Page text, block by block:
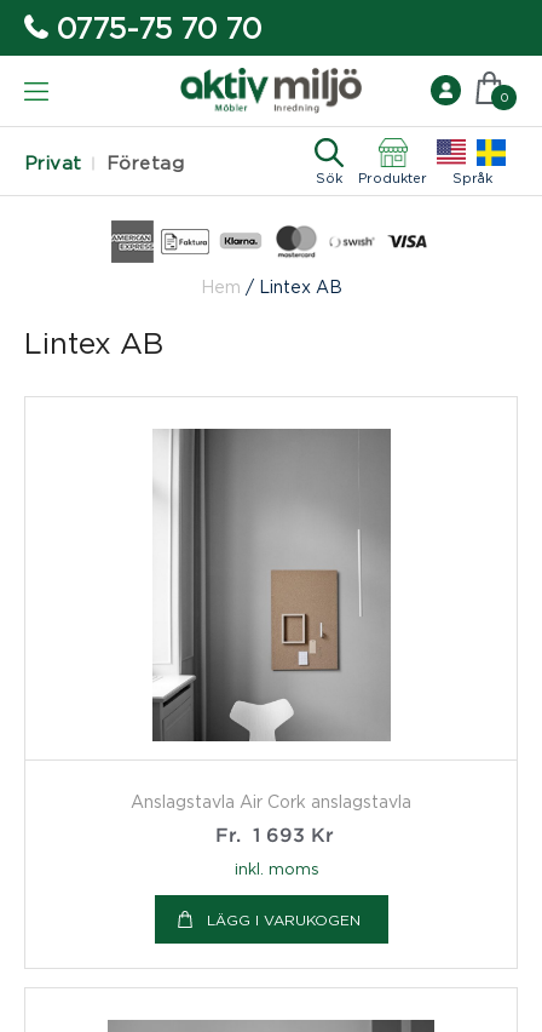
0775-75 70 70
Privat Företag
Sök Produkter Språk
0
Hem / Lintex AB
Lintex AB
Anslagstavla Air Cork anslagstavla
Fr.
1 693 Kr
inkl. moms
LÄGG I VARUKOGEN